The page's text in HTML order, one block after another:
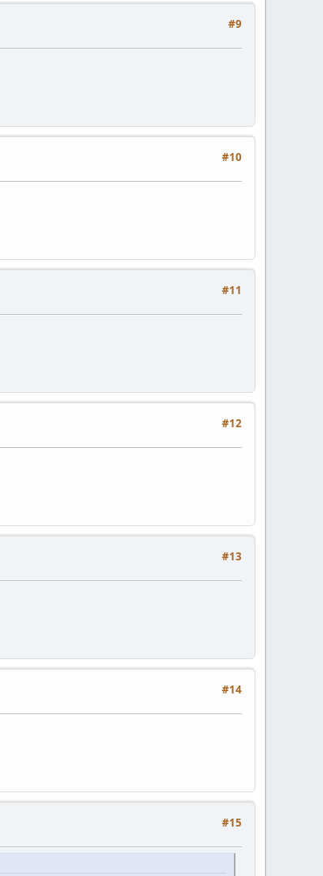
#9
#10
#11
#12
#13
#14
#15